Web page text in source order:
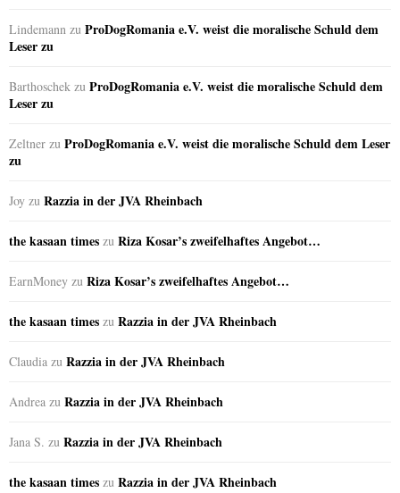
Lindemann zu ProDogRomania e.V. weist die moralische Schuld dem
Leser zu
Barthoschek zu ProDogRomania e.V. weist die moralische Schuld dem
Leser zu
Zeltner zu ProDogRomania e.V. weist die moralische Schuld dem Leser
zu
Joy zu Razzia in der JVA Rheinbach
the kasaan times zu Riza Kosar’s zweifelhaftes Angebot…
EarnMoney zu Riza Kosar’s zweifelhaftes Angebot…
the kasaan times zu Razzia in der JVA Rheinbach
Claudia zu Razzia in der JVA Rheinbach
Andrea zu Razzia in der JVA Rheinbach
Jana S. zu Razzia in der JVA Rheinbach
the kasaan times zu Razzia in der JVA Rheinbach